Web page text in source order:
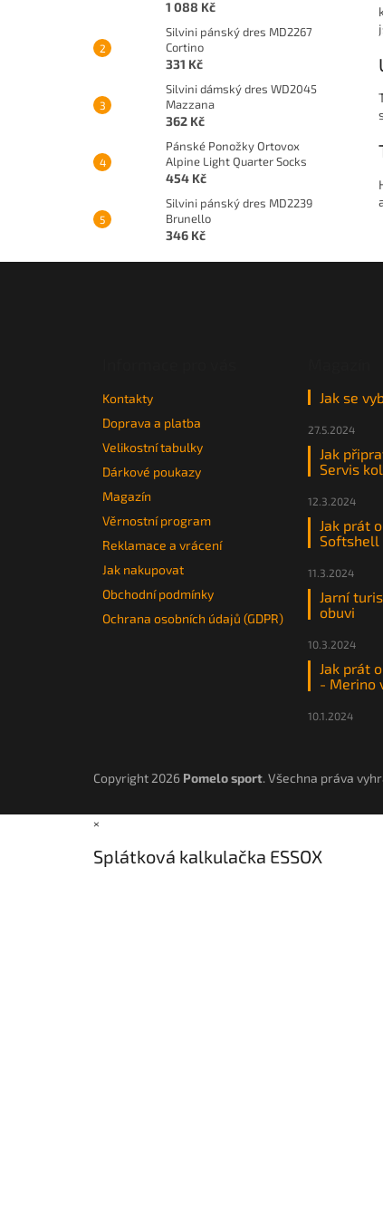
1 088 Kč
Silvini pánský dres MD2267
Cortino
331 Kč
Silvini dámský dres WD2045
Mazzana
362 Kč
Pánské Ponožky Ortovox
Alpine Light Quarter Socks
454 Kč
Silvini pánský dres MD2239
Brunello
346 Kč
Kontakty
Doprava a platba
Velikostní tabulky
Dárkové poukazy
Magazín
Věrnostní program
Reklamace a vrácení
Jak nakupovat
Obchodní podmínky
Ochrana osobních údajů (GDPR)
Jak se
27.5.2024
Jak
Servis
12.3.2024
Jak prát
11.3.2024
Jarní
obuvi
10.3.2024
Jak prát
- Merino
10.1.2024
Copyright 2026 Pomelo sport. Všechna práva
×
Splátková kalkulačka ESSOX